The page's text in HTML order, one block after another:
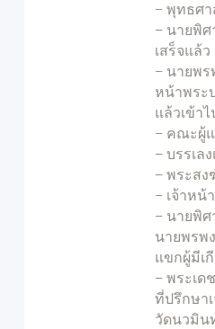
– พุทธศ
– นายพิ
เสร็จแล้
– นายพ
หน้าพระ
แล้วเข้า
– คณะผู้แ
– บรรเล
– พระส
– เจ้าห
– นายพิ
นายพรพ
แขกผู้มีเ
– พระเ
ที่ปรึกษา
วัดนวมิน